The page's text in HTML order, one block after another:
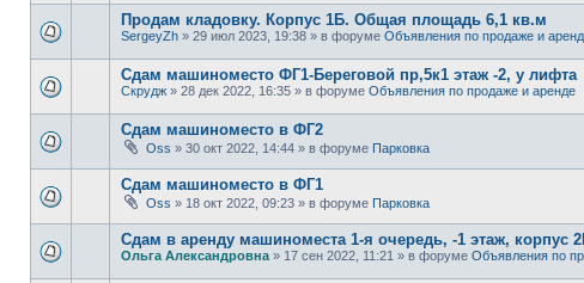
Продам кладовку. Корпус 1Б. Общая площадь 6,1 кв.м
SergeyZh » 29 июл 2023, 19:38 » в форуме Объявления по продаже и
Сдам машиноместо ФГ1-Береговой пр,5к1 этаж -2, у лифта
Скрудж » 28 дек 2022, 16:35 » в форуме Объявления по продаже и аренде
Сдам машиноместо в ФГ2
Oss » 30 окт 2022, 14:44 » в форуме Парковка
Сдам машиноместо в ФГ1
Oss » 18 окт 2022, 09:23 » в форуме Парковка
Сдам в аренду машиноместа 1-я очередь, -1 этаж, корпус
Ольга Александровна » 17 сен 2022, 11:21 » в форуме Объявления по